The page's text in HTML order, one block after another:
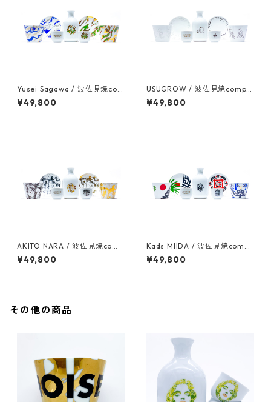
Yusei Sagawa / 波佐見焼com
plete set
¥49,800
USUGROW / 波佐見焼comple
te set
¥49,800
AKITO NARA / 波佐見焼comp
lete set
¥49,800
Kads MIIDA / 波佐見焼compl
ete set
¥49,800
その他の商品